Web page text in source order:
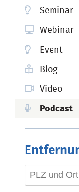
Seminar
Webinar
Event
Blog
Video
Podcast